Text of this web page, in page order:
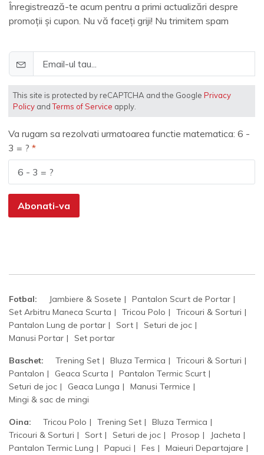
Înregistrează-te acum pentru a primi actualizări despre
promoții și cupon. Nu vă faceți griji! Nu trimitem spam
This site is protected by reCAPTCHA and the Google Privacy
Policy andTerms of Service apply.
Va rugam sa rezolvati urmatoarea functie matematica: 6 -
3 = ?
Abonati-va
Fotbal: Jambiere & Sosete
Pantalon Scurt de Portar
Set Arbitru Maneca Scurta
Tricou Polo
Tricouri & Sorturi
Pantalon Lung de portar
Sort
Seturi de joc
Manusi Portar
Set portar
Baschet: Trening Set Bluza Termica
Tricouri & Sorturi
Pantalon
Geaca Scurta
Pantalon Termic Scurt
Seturi de joc
Geaca Lunga
Manusi Termice
Mingi & sac de mingi
Oina: Tricou Polo Trening Set
Bluza Termica
Tricouri & Sorturi
Sort Seturi de joc Prosop
Jacheta
Pantalon Termic Lung
Papuci Fes
Maieuri Departajare